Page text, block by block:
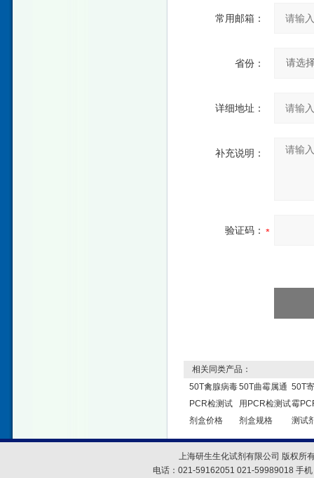
常用邮箱：
省份：
详细地址：
补充说明：
验证码：
相关同类产品：
50T禽腺病毒
PCR检测试
剂盒价格
50T曲霉属通
用PCR检测试
剂盒规格
50T
霉
测试
上海研生生化试剂有限公司 版权所
电话：021-59162051 021-59989018 手